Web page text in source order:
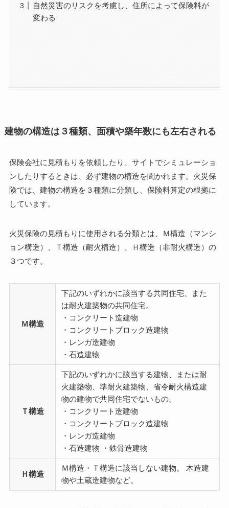
自然災害のリスクを考慮し、住所によって保険料が
変わる
建物の構造は３種類、面積や築年数にも左右される
保険会社に見積もりを依頼したり、サイトでシミュレーショ
ンしたりするときは、必ず建物の構造を聞かれます。火災保
険では、建物の構造を３種類に分類し、保険料算定の根拠に
しています。
火災保険の見積もりに使用される分類とは、Ｍ構造（マンシ
ョン構造）、Ｔ構造（耐火構造）、Ｈ構造（非耐火構造）の
３つです。
Ｍ構造
下記のいずれかに該当する共同住宅、また
は耐火建築物の共同住宅。
・コンクリート造建物
・コンクリートブロック造建物
・レンガ造建物
・石造建物
Ｔ構造
下記のいずれかに該当する建物、または耐
火建築物、準耐火建築物、省令耐火構造建
物の建物で共同住宅でないもの。
・コンクリート造建物
・コンクリートブロック造建物
・レンガ造建物
・石造建物 ・鉄骨造建物
Ｈ構造
Ｍ構造・Ｔ構造に該当しない建物。 木造建
物や土蔵造建物など。